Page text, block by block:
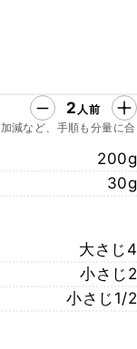
2 人前
減など、手順も分量に合
200g
30g
大さじ4
小さじ2
小さじ1/2